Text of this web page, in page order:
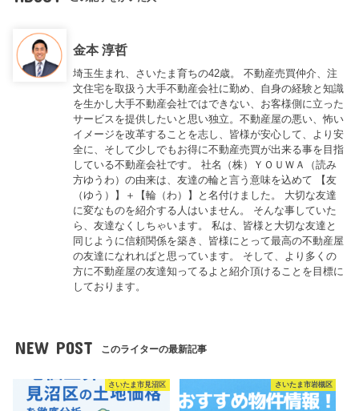
金本 淳哲
埼玉生まれ、さいたま育ちの42歳。 不動産売買仲介、注
文住宅を取扱う大手不動産会社に勤め、自身の経験と知識
を生かし大手不動産会社ではできない、お客様側に立った
サービスを提供したいと思い独立。不動産屋の悪い、怖い
イメージを改革することを志し、皆様が安心して、より安
全に、そして少しでもお得に不動産売買が出来る事を目指
している不動産会社です。 社名（株）ＹＯＵＷＡ（読み
方ゆうわ）の由来は、友達の輪と言う意味を込めて 【友
（ゆう）】＋【輪（わ）】と名付けました。 大切な友達
に変なものを紹介する人はいません。 そんな事していた
ら、友達なくしちゃいます。 私は、皆様と大切な友達と
同じように信頼関係を築き、皆様にとって最高の不動産屋
の友達になれればと思っています。 そして、より多くの
方に不動産屋の友達知ってるよと紹介頂けることを目標に
しております。
NEW POST このライターの最新記事
さいたま市見沼区 さいたま市岩槻区